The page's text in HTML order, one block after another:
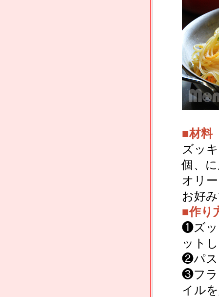
■材料
ズッ
個、
オリ
お好
■作り
❶ズッ
ット
❷パス
❸フラ
イル